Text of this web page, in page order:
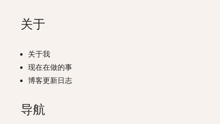
关于
关于我
现在在做的事
博客更新日志
导航